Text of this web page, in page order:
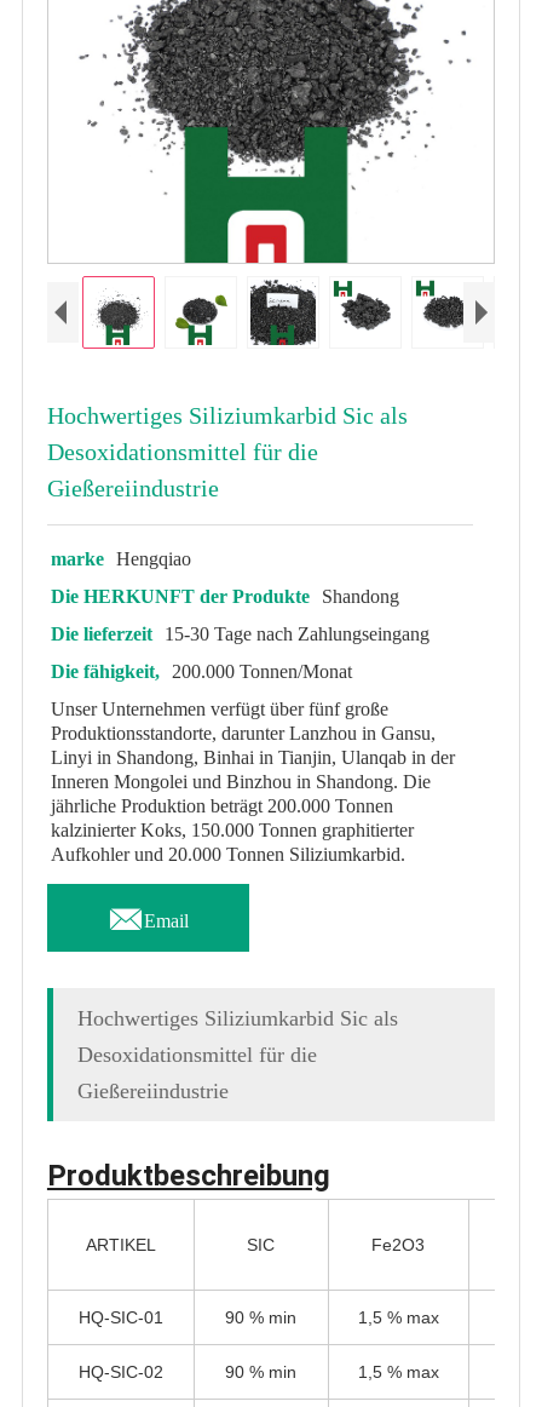
Hochwertiges Siliziumkarbid Sic als
Desoxidationsmittel für die
Gießereiindustrie
marke Hengqiao
Die HERKUNFT der Produkte
Shandong
Die lieferzeit
15-30 Tage nach Zahlungseingang
Die fähigkeit,
200.000 Tonnen/Monat
Unser Unternehmen verfügt über fünf große
Produktionsstandorte, darunter Lanzhou in Gansu,
Linyi in Shandong, Binhai in Tianjin, Ulanqab in der
Inneren Mongolei und Binzhou in Shandong. Die
jährliche Produktion beträgt 200.000 Tonnen
kalzinierter Koks, 150.000 Tonnen graphitierter
Aufkohler und 20.000 Tonnen Siliziumkarbid.
Email
Hochwertiges Siliziumkarbid Sic als
Desoxidationsmittel für die
Gießereiindustrie
Produktbeschreibung
ARTIKEL SIC Fe2O3
HQ-SIC-01 90 % min 1,5 % max
HQ-SIC-02 90 % min 1,5 % max